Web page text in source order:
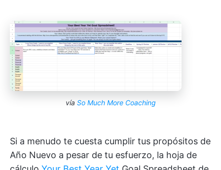
vía So Much More Coaching
Si a menudo te cuesta cumplir tus propósitos de
Año Nuevo a pesar de tu esfuerzo, la hoja de